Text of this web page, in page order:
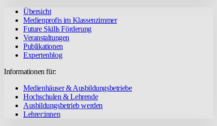
Übersicht
Medienprofis im Klassenzimmer
Future Skills Förderung
Veranstaltungen
Publikationen
Expertenblog
Informationen für:
Medienhäuser & Ausbildungsbetriebe
Hochschulen & Lehrende
Ausbildungsbetrieb werden
Lehrer:innen